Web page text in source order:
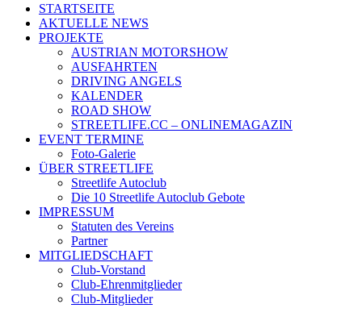
STARTSEITE
AKTUELLE NEWS
PROJEKTE
AUSTRIAN MOTORSHOW
AUSFAHRTEN
DRIVING ANGELS
KALENDER
ROAD SHOW
STREETLIFE.CC – ONLINEMAGAZIN
EVENT TERMINE
Foto-Galerie
ÜBER STREETLIFE
Streetlife Autoclub
Die 10 Streetlife Autoclub Gebote
IMPRESSUM
Statuten des Vereins
Partner
MITGLIEDSCHAFT
Club-Vorstand
Club-Ehrenmitglieder
Club-Mitglieder